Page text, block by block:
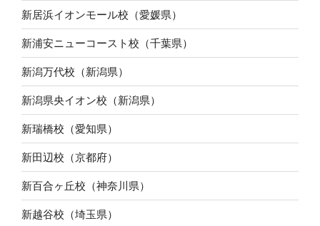
新居浜イオンモール校（愛媛県）
新浦安ニューコースト校（千葉県）
新潟万代校（新潟県）
新潟県央イオン校（新潟県）
新瑞橋校（愛知県）
新田辺校（京都府）
新百合ヶ丘校（神奈川県）
新越谷校（埼玉県）